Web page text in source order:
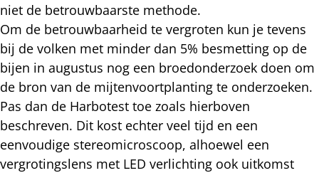
niet de betrouwbaarste methode.
Om de betrouwbaarheid te vergroten kun je tevens
bij de volken met minder dan 5% besmetting op de
bijen in augustus nog een broedonderzoek doen om
de bron van de mijtenvoortplanting te onderzoeken.
Pas dan de Harbotest toe zoals hierboven
beschreven. Dit kost echter veel tijd en een
eenvoudige stereomicroscoop, alhoewel een
vergrotingslens met LED verlichting ook uitkomst